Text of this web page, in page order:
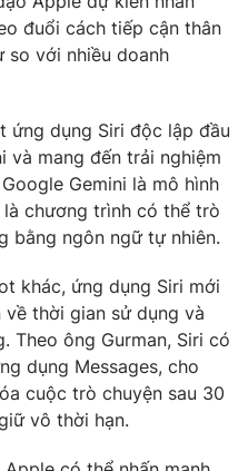
video
Thể thao
động sản
lòng Việt
mình bằng AI
VTV8
đuổi cách tiếp cận thân
so với nhiều doanh
ứng dụng Siri độc lập đầu
và mang đến trải nghiệm
Gemini là mô hình
chương trình có thể trò
bằng ngôn ngữ tự nhiên.
khác, ứng dụng Siri mới
thời gian sử dụng và
Theo ông Gurman, Siri có
dụng Messages, cho
cuộc trò chuyện sau 30
vô thời hạn.